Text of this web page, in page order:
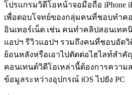
โปรแกรมวิดีโอหน้าจอมือถือ iPhone
เพื่อตอบโจทย์ของกลุ่มคนที่ชอบทำค
อินเทอร์เน็ต เช่น คนทำคลิปสอนเท
แอปฯ รีวิวแอปฯ รวมถึงคนที่ชอบอัด
ย้อนหลังหรือเอาไปตัดต่อไฮไลท์สำ
คอนเทนต์วิดีโอเหล่านี้ต้องการความ
ข้อมูลระหว่างอุปกรณ์ iOS ไปยัง PC